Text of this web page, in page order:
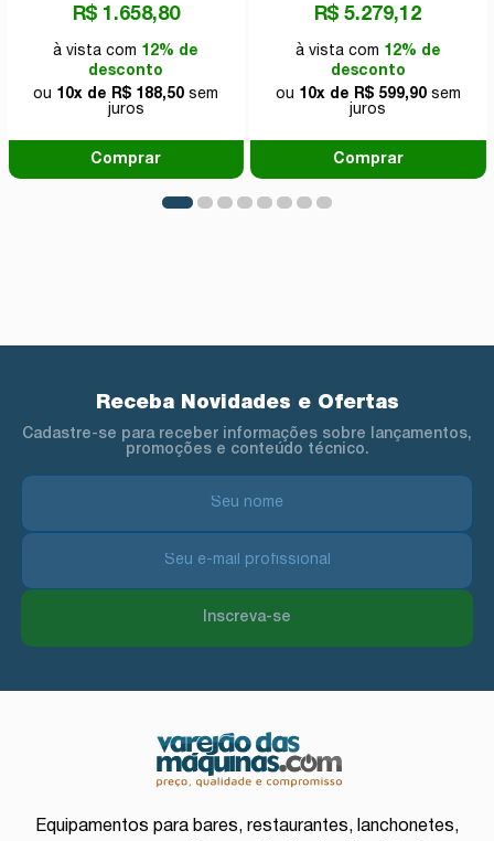
R$ 1.658,80
à vista com 12% de
desconto
ou 10x de R$ 188,50 sem
juros
Comprar
R$ 5.279,12
à vista com 12% de
desconto
ou 10x de R$ 599,90sem
juros
Comprar
Receba Novidades e Ofertas
Cadastre-se para receber informações sobre lançamentos,
promoções e conteúdo técnico.
Inscreva-se
Equipamentos para bares, restaurantes, lanchonetes,